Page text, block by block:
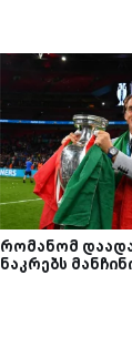
რომანომ
ნაკრებს